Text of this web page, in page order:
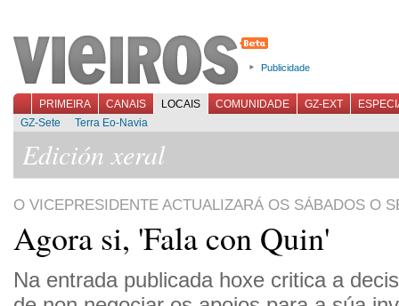
Publicidade
PRIMEIRA CANAIS LOCAIS COMUNIDADE GZ-EXT
GZ-Sete
Terra Eo-Navia
Edición xeral
O VICEPRESIDENTE ACTUALIZARÁ OS SÁBADOS O
Agora si, 'Fala con Quin'
Na entrada publicada hoxe critica a